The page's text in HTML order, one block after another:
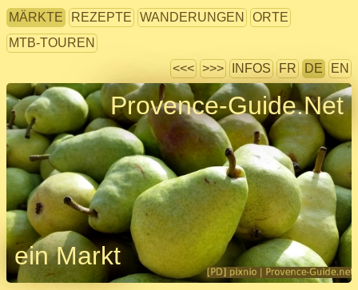
MÄRKTE REZEPTE WANDERUNGEN
ORTE
MTB-TOUREN
<<< >>> INFOS FR DE EN
Provence-Guide.Net
ein Markt